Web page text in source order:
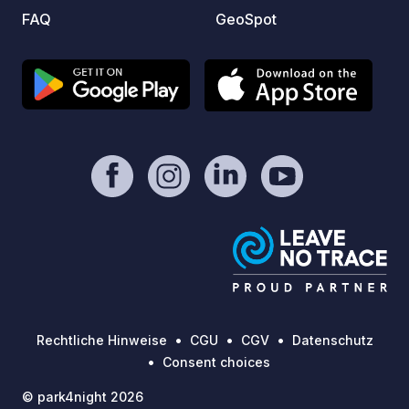
FAQ
GeoSpot
Rechtliche Hinweise CGU CGV
Datenschutz
Consent choices
© park4night 2026